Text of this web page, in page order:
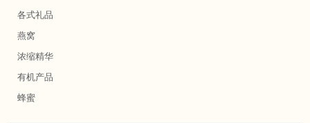
各式礼品
燕窝
浓缩精华
有机产品
蜂蜜